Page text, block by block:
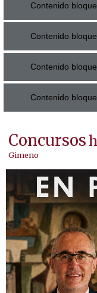
Contenido
Contenido
Contenido
Contenido
Concursos
Gimeno